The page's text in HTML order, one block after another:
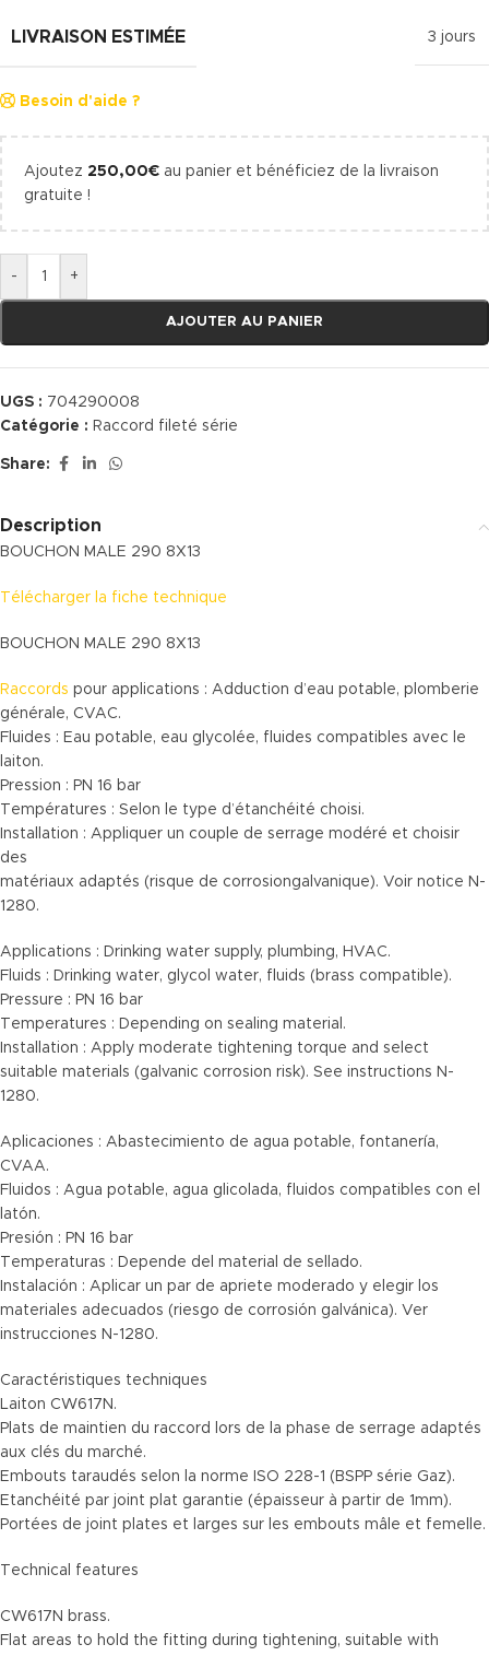
LIVRAISON ESTIMÉE 3 jours
Besoin d'aide ?
Ajoutez 250,00€ au panier et bénéficiez de la livraison
gratuite !
- +
AJOUTER AU PANIER
UGS : 704290008
Catégorie : Raccord fileté série
Share:
Description
BOUCHON MALE 290 8X13
Télécharger la fiche technique
BOUCHON MALE 290 8X13
Raccords pour applications : Adduction d’eau potable, plomberie
générale, CVAC.
Fluides : Eau potable, eau glycolée, fluides compatibles avec le
laiton.
Pression : PN 16 bar
Températures : Selon le type d’étanchéité choisi.
Installation : Appliquer un couple de serrage modéré et choisir
des
matériaux adaptés (risque de corrosiongalvanique). Voir notice N-
1280.
Applications : Drinking water supply, plumbing, HVAC.
Fluids : Drinking water, glycol water, fluids (brass compatible).
Pressure : PN 16 bar
Temperatures : Depending on sealing material.
Installation : Apply moderate tightening torque and select
suitable materials (galvanic corrosion risk). See instructions N-
1280.
Aplicaciones : Abastecimiento de agua potable, fontanería,
CVAA.
Fluidos : Agua potable, agua glicolada, fluidos compatibles con el
latón.
Presión : PN 16 bar
Temperaturas : Depende del material de sellado.
Instalación : Aplicar un par de apriete moderado y elegir los
materiales adecuados (riesgo de corrosión galvánica). Ver
instrucciones N-1280.
Caractéristiques techniques
Laiton CW617N.
Plats de maintien du raccord lors de la phase de serrage adaptés
aux clés du marché.
Embouts taraudés selon la norme ISO 228-1 (BSPP série Gaz).
Etanchéité par joint plat garantie (épaisseur à partir de 1mm).
Portées de joint plates et larges sur les embouts mâle et femelle.
Technical features
CW617N brass.
Flat areas to hold the fitting during tightening, suitable with